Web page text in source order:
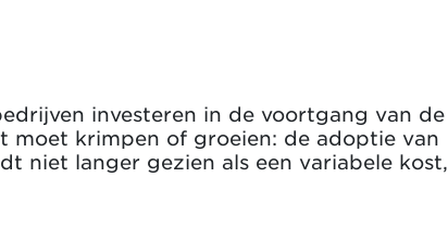
investeren in de voortgang van de
krimpen of groeien: de adoptie van
niet langer gezien als een variabele kost,